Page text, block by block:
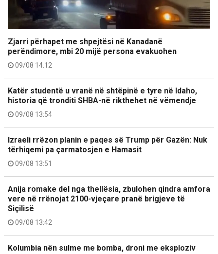
Zjarri përhapet me shpejtësi në Kanadanë
perëndimore, mbi 20 mijë persona evakuohen
09/08 14:12
Katër studentë u vranë në shtëpinë e tyre në Idaho,
historia që tronditi SHBA-në rikthehet në vëmendje
09/08 13:54
Izraeli rrëzon planin e paqes së Trump për Gazën: Nuk
tërhiqemi pa çarmatosjen e Hamasit
09/08 13:51
Anija romake del nga thellësia, zbulohen qindra amfora
vere në rrënojat 2100-vjeçare pranë brigjeve të
Siçilisë
09/08 13:42
Kolumbia nën sulme me bomba, droni me eksploziv